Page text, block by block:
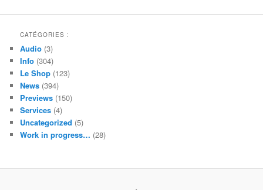
CATÉGORIES :
Audio (3)
Info (304)
Le Shop (123)
News (394)
Previews (150)
Services (4)
Uncategorized (5)
Work in progress… (28)